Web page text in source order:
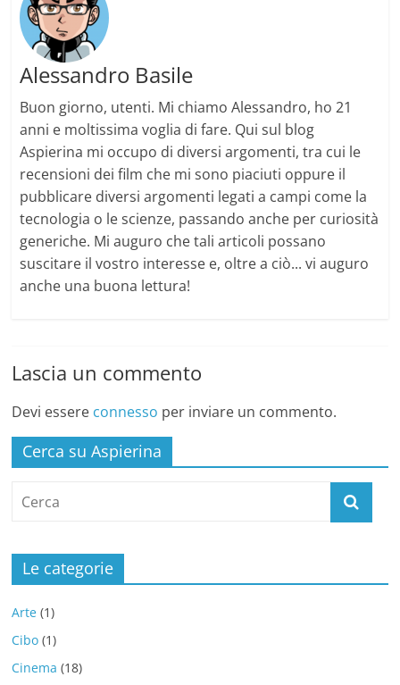
Alessandro Basile
Buon giorno, utenti. Mi chiamo Alessandro, ho 21
anni e moltissima voglia di fare. Qui sul blog
Aspierina mi occupo di diversi argomenti, tra cui le
recensioni dei film che mi sono piaciuti oppure il
pubblicare diversi argomenti legati a campi come la
tecnologia o le scienze, passando anche per curiosità
generiche. Mi auguro che tali articoli possano
suscitare il vostro interesse e, oltre a ciò... vi auguro
anche una buona lettura!
Lascia un commento
Devi essere connesso per inviare un commento.
Cerca su Aspierina
Le categorie
Arte (1)
Cibo (1)
Cinema (18)